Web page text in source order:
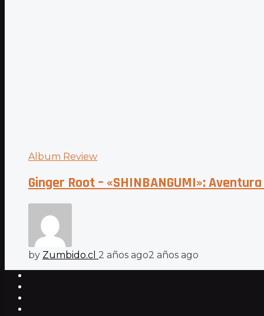
Album Review
Ginger Root – «SHINBANGUMI»:
by Zumbido.cl 2 años ago2 años ago